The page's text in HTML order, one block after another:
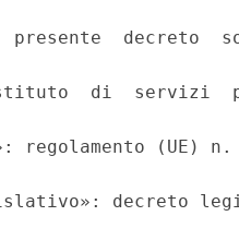
presente  decreto
di  servizi
regolamento (UE)
decreto